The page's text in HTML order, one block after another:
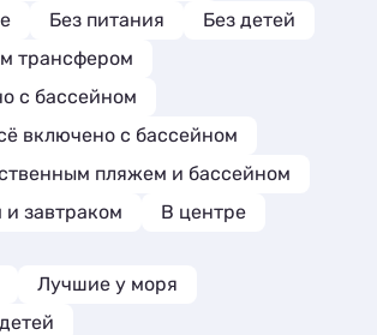
Без питания
Без детей
трансфером
с бассейном
включено с бассейном
пляжем и бассейном
завтраком
В центре
Лучшие у моря